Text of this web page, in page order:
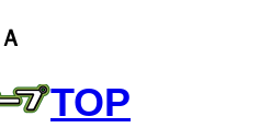
TOP